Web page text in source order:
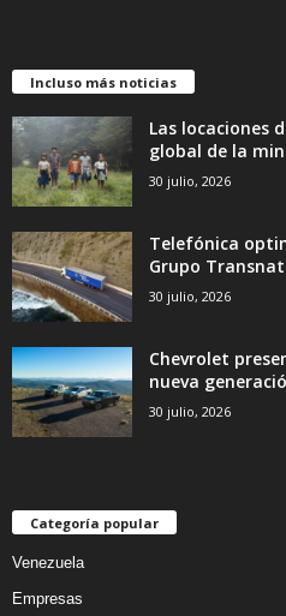
Incluso más noticias
Las locaciones
global de la
30 julio, 2026
Telefónica
Grupo
30 julio, 2026
Chevrolet
nueva
30 julio, 2026
Categoría popular
Venezuela
Empresas